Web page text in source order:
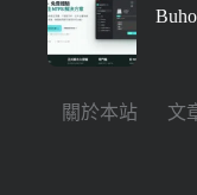
關於本站 文